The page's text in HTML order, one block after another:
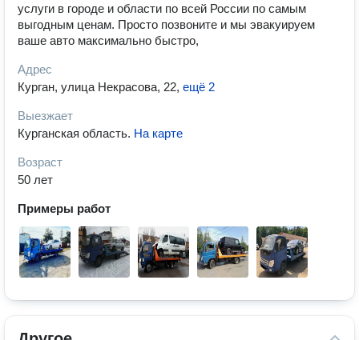
услуги в городе и области по всей России по самым
выгодным ценам. Просто позвоните и мы эвакуируем
ваше авто максимально быстро,
Адрес
Курган, улица Некрасова, 22, ещё 2
Выезжает
Курганская область. На карте
Возраст
50 лет
Примеры работ